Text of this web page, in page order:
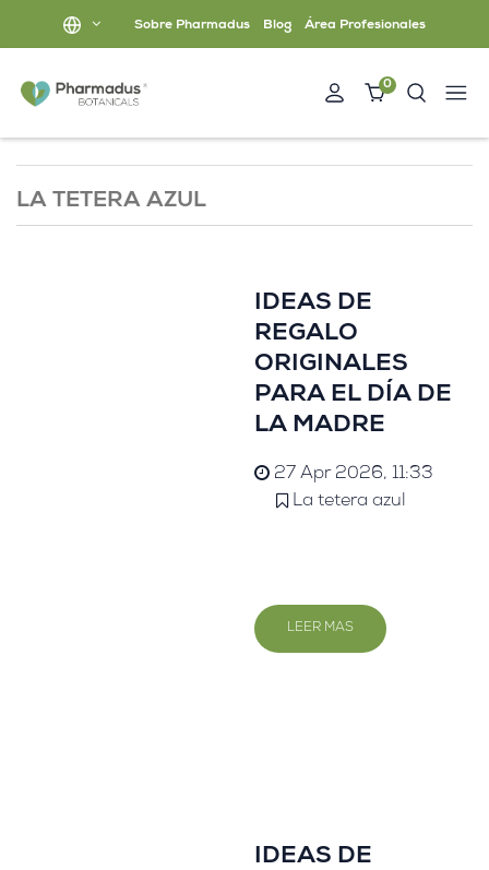
Sobre Pharmadus Blog Área Profesionales
0
LA TETERA AZUL
IDEAS DE
REGALO
ORIGINALES
PARA EL DÍA DE
LA MADRE
27 Apr 2026, 11:33
La tetera azul
LEER MAS
IDEAS DE